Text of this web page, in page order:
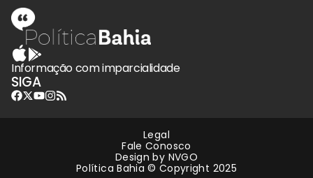
Informação com imparcialidade
SIGA
Política Bahia © Copyright 2025
Design by NVGO
Legal
Fale Conosco